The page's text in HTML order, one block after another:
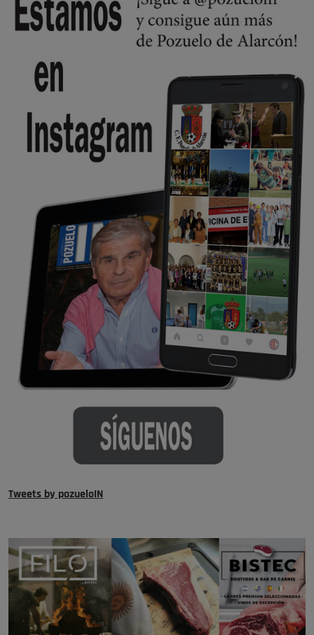
Wayne Rooney era el comisario de pozuelo?
Pozuelo de Alarcón
🔴 EXCLUSIVA | El comisario de la …
Tweets by pozueloIN